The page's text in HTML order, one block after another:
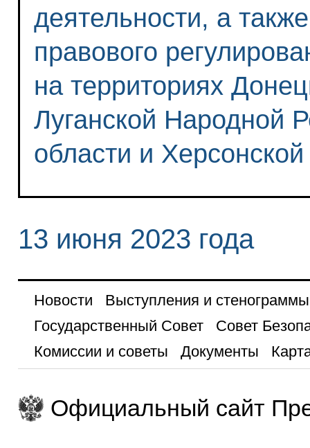
деятельности, а
правового
на территориях
Луганской Народной
области и
13 июня 2023 года
Новости
Выступления и стенограммы
Государственный Совет
Совет
Комиссии и советы
Документы
Официальный сайт